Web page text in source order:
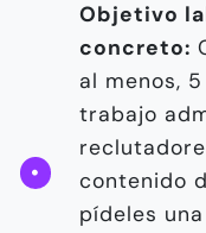
Objetivo
concreto:
al menos,
trabajo
contenido
pídeles